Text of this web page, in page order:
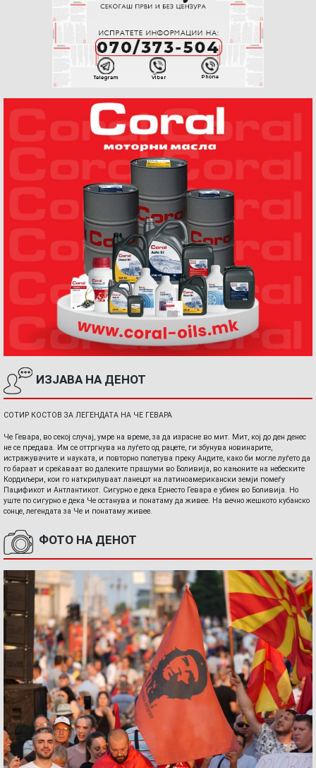
ИЗЈАВА НА ДЕНОТ
СОТИР КОСТОВ ЗА ЛЕГЕНДАТА НА ЧЕ ГЕВАРА
Че Гевара, во секој случај, умре на време, за да израсне во мит. Мит, кој до ден денес
не се предава. Им се оттргнува на луѓето од рацете, ги збунува новинарите,
истражувачите и науката, и повторно полетува преку Андите, како би могле луѓето да
го бараат и среќаваат во далеките прашуми во Боливија, во кањоните на небеските
Кордиљери, кои го наткрилуваат ланецот на латиноамерикански земји помеѓу
Пацификот и Антлантикот. Сигурно е дека Ернесто Гевара е убиен во Боливија. Но
уште по сигурно е дека Че останува и понатаму да живее. На вечно жешкото кубанско
сонце, легендата за Че и понатаму живее.
ФОТО НА ДЕНОТ